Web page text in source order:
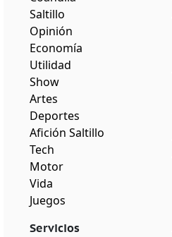
Saltillo
Opinión
Economía
Utilidad
Show
Artes
Deportes
Afición Saltillo
Tech
Motor
Vida
Juegos
Servicios